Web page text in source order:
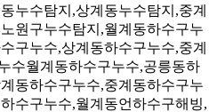
누수탐지,상계동누수탐지,중계
원구누수탐지,월계동하수구누
구누수,상계동하수구누수,중계
수월계동하수구누수,공릉동하
동하수구누수,중계동하수구누
수구누수,월계동언하수구해빙,